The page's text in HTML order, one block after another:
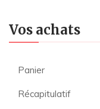
Vos achats
Panier
Récapitulatif